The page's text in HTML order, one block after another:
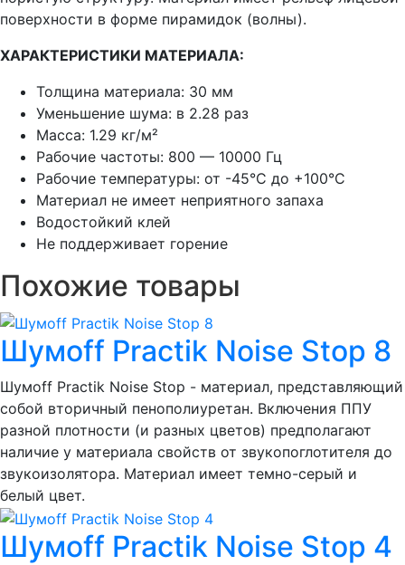
поверхности в форме пирамидок (волны).
ХАРАКТЕРИСТИКИ МАТЕРИАЛА:
Толщина материала: 30 мм
Уменьшение шума: в 2.28 раз
Масса: 1.29 кг/м²
Рабочие частоты: 800 — 10000 Гц
Рабочие температуры: от -45°С до +100°С
Материал не имеет неприятного запаха
Водостойкий клей
Не поддерживает горение
Похожие товары
Шумoff Practik Noise Stop 8
Шумоff Practik Noise Stop - материал, представляющий
собой вторичный пенополиуретан. Включения ППУ
разной плотности (и разных цветов) предполагают
наличие у материала свойств от звукопоглотителя до
звукоизолятора. Материал имеет темно-серый и
белый цвет.
Шумoff Practik Noise Stop 4